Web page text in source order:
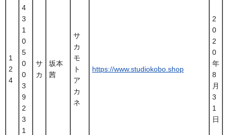
1
2
4
4
3
1
0
5
0
0
3
9
2
3
1
サ
カ
坂本
茜
サ
カ
モ
ト
ア
カ
ネ
https://www.studiokobo.shop
2
0
2
0
年
8
月
3
1
日